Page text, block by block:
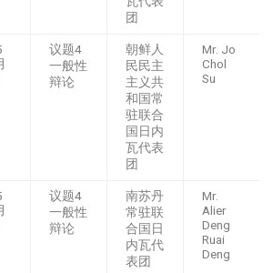
团
议题4
一般性
辩论
朝鲜人
民民主
主义共
和国常
驻联合
国日内
瓦代表
团
Mr. Jo
Chol
Su
议题4
一般性
辩论
南苏丹
常驻联
合国日
内瓦代
表团
Mr.
Alier
Deng
Ruai
Deng